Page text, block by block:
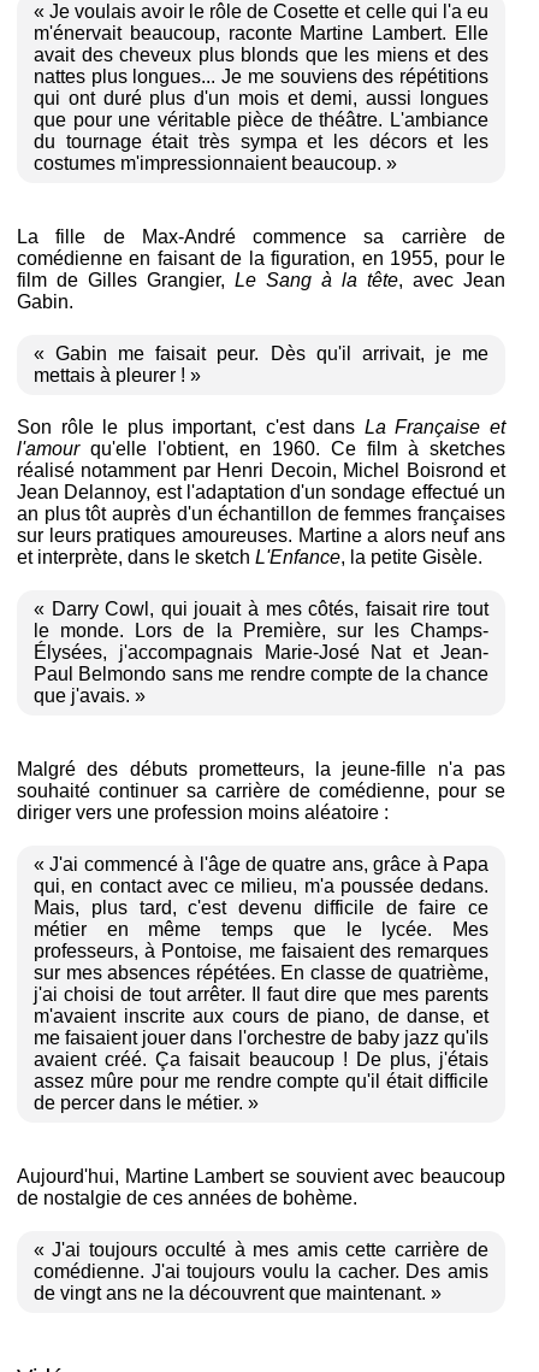
« Je voulais avoir le rôle de Cosette et celle qui l'a eu
m'énervait beaucoup, raconte Martine Lambert. Elle
avait des cheveux plus blonds que les miens et des
nattes plus longues... Je me souviens des répétitions
qui ont duré plus d'un mois et demi, aussi longues
que pour une véritable pièce de théâtre. L'ambiance
du tournage était très sympa et les décors et les
costumes m'impressionnaient beaucoup. »
La fille de Max-André commence sa carrière de
comédienne en faisant de la figuration, en 1955, pour le
film de Gilles Grangier, Le Sang à la tête, avec Jean
Gabin.
« Gabin me faisait peur. Dès qu'il arrivait, je me
mettais à pleurer ! »
Son rôle le plus important, c'est dans La Française et
l'amourqu'elle l'obtient, en 1960. Ce film à sketches
réalisé notamment par Henri Decoin, Michel Boisrond et
Jean Delannoy, est l'adaptation d'un sondage effectué un
an plus tôt auprès d'un échantillon de femmes françaises
sur leurs pratiques amoureuses. Martine a alors neuf ans
et interprète, dans le sketch L'Enfance, la petite Gisèle.
« Darry Cowl, qui jouait à mes côtés, faisait rire tout
le monde. Lors de la Première, sur les Champs-
Élysées, j'accompagnais Marie-José Nat et Jean-
Paul Belmondo sans me rendre compte de la chance
que j'avais. »
Malgré des débuts prometteurs, la jeune-fille n'a pas
souhaité continuer sa carrière de comédienne, pour se
diriger vers une profession moins aléatoire :
« J'ai commencé à l'âge de quatre ans, grâce à Papa
qui, en contact avec ce milieu, m'a poussée dedans.
Mais, plus tard, c'est devenu difficile de faire ce
métier en même temps que le lycée. Mes
professeurs, à Pontoise, me faisaient des remarques
sur mes absences répétées. En classe de quatrième,
j'ai choisi de tout arrêter. Il faut dire que mes parents
m'avaient inscrite aux cours de piano, de danse, et
me faisaient jouer dans l'orchestre de baby jazz qu'ils
avaient créé. Ça faisait beaucoup ! De plus, j'étais
assez mûre pour me rendre compte qu'il était difficile
de percer dans le métier. »
Aujourd'hui, Martine Lambert se souvient avec beaucoup
de nostalgie de ces années de bohème.
« J'ai toujours occulté à mes amis cette carrière de
comédienne. J'ai toujours voulu la cacher. Des amis
de vingt ans ne la découvrent que maintenant. »